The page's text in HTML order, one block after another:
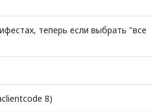
теперь если выбрать "все
8)